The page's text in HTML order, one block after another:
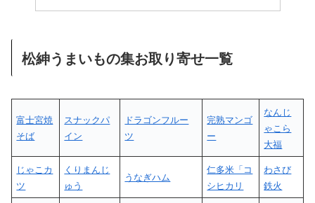
松紳うまいもの集お取り寄せ一覧
富士宮焼
そば
スナックパ
イン
ドラゴンフルー
ツ
完熟マンゴ
ー
なんじ
ゃこら
大福
じゃこカ
ツ
くりまんじ
ゅう
うなぎハム
仁多米「コ
シヒカリ
わさび
鉄火